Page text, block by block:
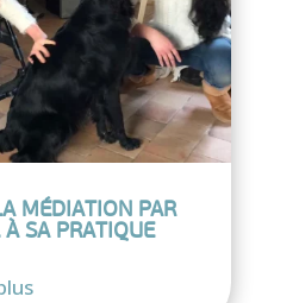
MÉDIATION PAR
SA PRATIQUE